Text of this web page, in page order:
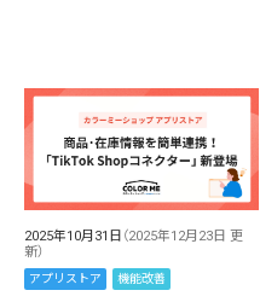
2025年10月31日 （2025年12月23日 更
新）
アプリストア 機能改善